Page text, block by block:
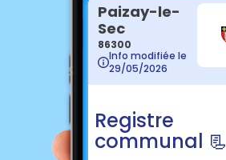
Paizay-le-
Sec
86300
Info modifiée le
29/05/2026
Registre
communal 📃